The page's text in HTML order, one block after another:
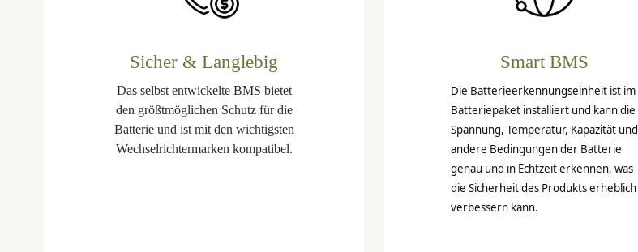
Sicher & Langlebig
Das selbst entwickelte BMS bietet
den größtmöglichen Schutz für die
Batterie und ist mit den wichtigsten
Wechselrichtermarken kompatibel.
Smart BMS
Die Batterieerkennungseinheit ist im
Batteriepaket installiert und kann die
Spannung, Temperatur, Kapazität und
andere Bedingungen der Batterie
genau und in Echtzeit erkennen, was
die Sicherheit des Produkts erheblich
verbessern kann.